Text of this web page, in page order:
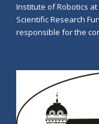
Institute of Robotics
Scientific Research
responsible for the